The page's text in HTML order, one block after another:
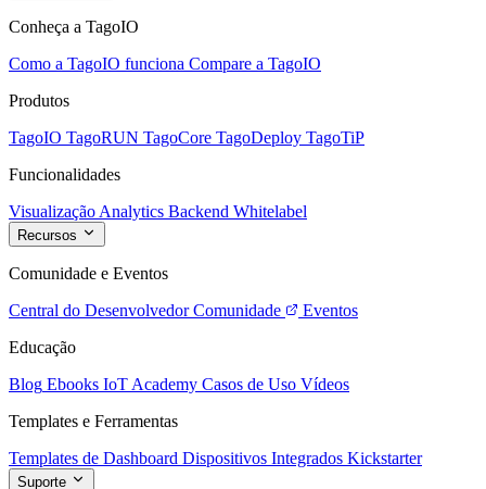
Conheça a TagoIO
Como a TagoIO funciona Compare a TagoIO
Produtos
TagoIO TagoRUN TagoCore TagoDeploy TagoTiP
Funcionalidades
Visualização Analytics Backend Whitelabel
Recursos
Comunidade e Eventos
Central do Desenvolvedor Comunidade
Eventos
Educação
Blog Ebooks IoT Academy Casos de Uso Vídeos
Templates e Ferramentas
Templates de Dashboard Dispositivos Integrados Kickstarter
Suporte